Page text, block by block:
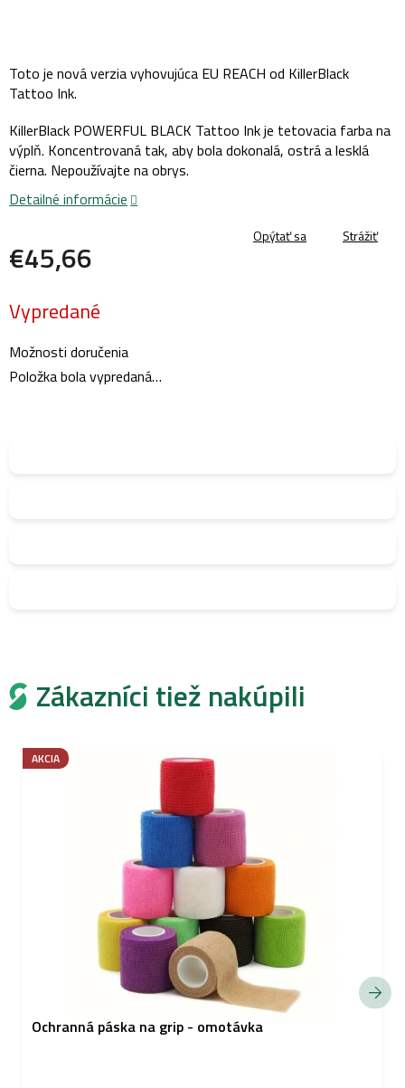
€45,66
cena:
Vypredané
Možnosti doručenia
Položka bola vypredaná…
Toto je nová verzia vyhovujúca EU REACH od KillerBlack
Tattoo Ink.
KillerBlack POWERFUL BLACK Tattoo Ink je tetovacia farba na
výplň. Koncentrovaná tak, aby bola dokonalá, ostrá a lesklá
čierna. Nepoužívajte na obrys.
Detailné informácie
Opýtať sa Strážiť
Zákazníci tiež nakúpili
AKCIA
Ochranná páska na grip - omotávka